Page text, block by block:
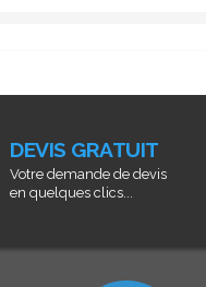
DEVIS GRATUIT
Votre demande de devis
en quelques clics...